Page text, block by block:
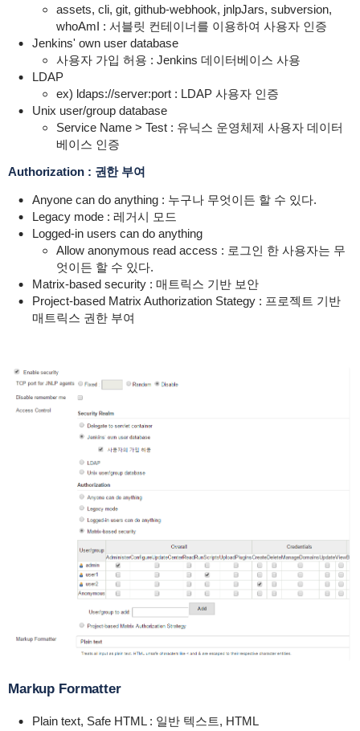
assets, cli, git, github-webhook, jnlpJars, subversion,
whoAmI : 서블릿 컨테이너를 이용하여 사용자 인증
Jenkins' own user database
사용자 가입 허용 : Jenkins 데이터베이스 사용
LDAP
ex) ldaps://server:port : LDAP 사용자 인증
Unix user/group database
Service Name > Test : 유닉스 운영체제 사용자 데이터
베이스 인증
Authorization : 권한 부여
Anyone can do anything : 누구나 무엇이든 할 수 있다.
Legacy mode : 레거시 모드
Logged-in users can do anything
Allow anonymous read access : 로그인 한 사용자는 무
엇이든 할 수 있다.
Matrix-based security : 매트릭스 기반 보안
Project-based Matrix Authorization Stategy : 프로젝트 기반
매트릭스 권한 부여
Markup Formatter
Plain text, Safe HTML : 일반 텍스트, HTML